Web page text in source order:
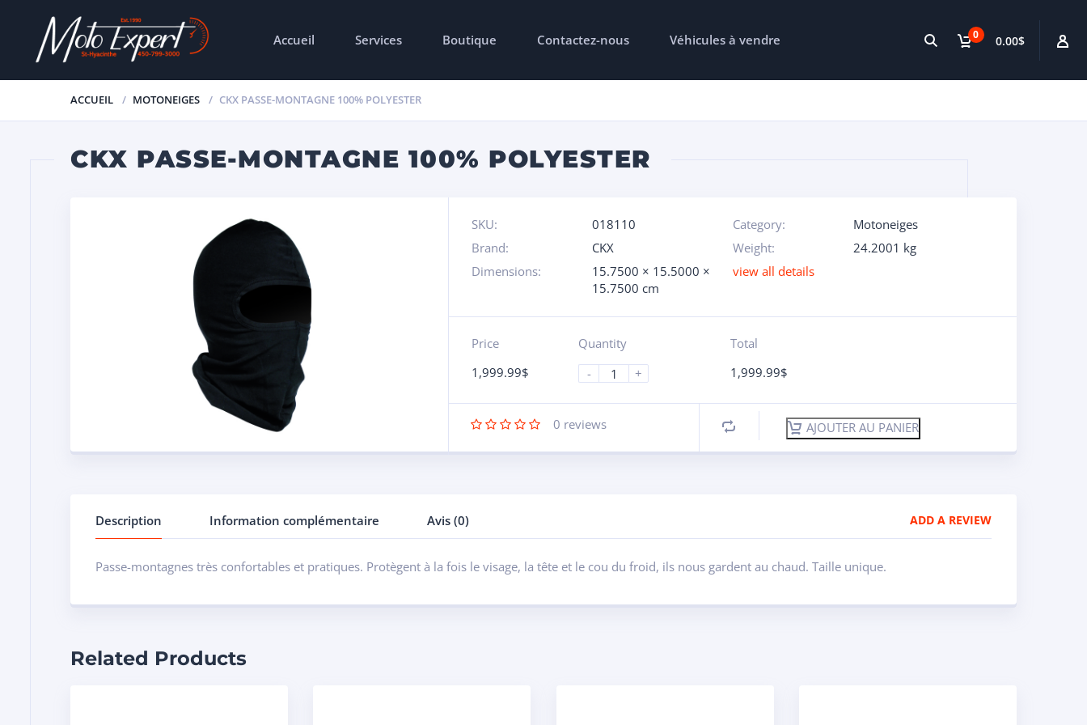
0 0.00$
Accueil Services Boutique Contactez-nous Véhicules à vendre
ACCUEIL MOTONEIGES CKX PASSE-MONTAGNE 100% POLYESTER
CKX PASSE-MONTAGNE 100% POLYESTER
SKU: 018110 Category:
Motoneiges
Brand:
CKX Weight:
24.2001 kg
Dimensions:
15.7500 × 15.5000 ×
15.7500 cm
view all details
Price
1,999.99$
Quantity
-
+
Total
1,999.99$
0 reviews AJOUTER AU PANIER
Description Information complémentaire Avis (0) ADD A REVIEW
Passe-montagnes très confortables et pratiques. Protègent à la fois le visage, la tête et le cou du froid, ils nous gardent au chaud. Taille unique.
Related Products